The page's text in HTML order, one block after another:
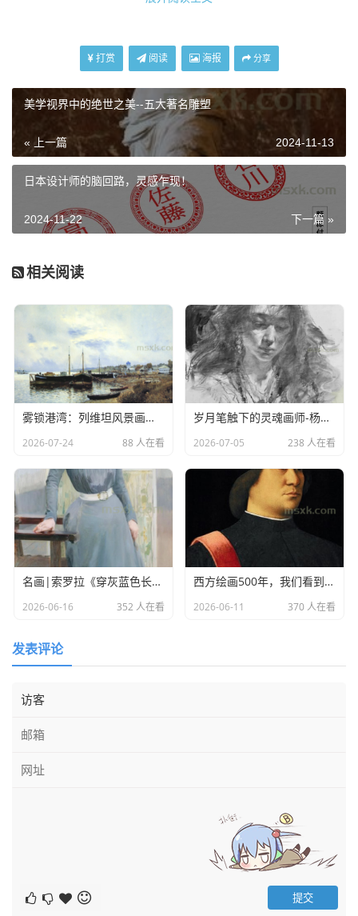
4>差叠：面与面交叠部分产生出一个新的形象，其他不
5>透叠：面与免交叠时，交叠部分产生透明感觉，形象
前后之分并不明显；
6>联合：面与面互相交叠而无前后之分，可以联合成为
一个多元化的形象；
7>减缺：面与面覆叠时 ，在前面的形象并不画出来，只
出现后面的减缺形象；
8>重合（重叠）：面与面完全重叠，成为一个独立的形
骨格最大的功用是将形象在空间或框架里作各种不同
格既起管辖编排形象的作用，也给形象以空间阔窄的功能。
类。
有规律性骨格以严谨的数字方式构成精确的骨格线。
基本形依骨格排列，具有强烈的秩序感。主要有重复、近
似、渐变、发射和特异等构成。
规律性骨格有水平线和垂直线两个主要元素。若将骨
格线在其阔窄、方向或线质上加以变化，可以得出各种不同
的骨格排列形状。
动。如密集、渐变、近似构成。
本文摘自易画美术在线-美术
学科网，感谢分享。
二、构成形式
1、重复构成
重复是指在一个画面中使用一个形象或两个以上相同的
格来进行形象、方向、位置、色彩、大小的重复构成。
本形。
打赏 阅读 海报 分享
美学视界中的绝世之美--五大著名雕塑
« 上一篇 2024-11-13
日本设计师的脑回路，灵感乍现！
下一篇 »
2024-11-22
相关阅读
雾锁港湾：列维坦风景画中的水岸诗意
2026-07-24 88 人在看
岁月笔触下的灵魂画师-杨国祥素描作品欣赏
2026-07-05 238 人在看
名画|索罗拉《穿灰蓝色长裙的克洛蒂尔德》
2026-06-16 352 人在看
西方绘画500年，我们看到了什么？
2026-06-11 370 人在看
发表评论